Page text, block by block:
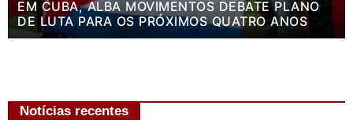
EM CUBA, ALBA MOVIMENTOS DEBATE PLANO
DE LUTA PARA OS PRÓXIMOS QUATRO ANOS
Notícias recentes